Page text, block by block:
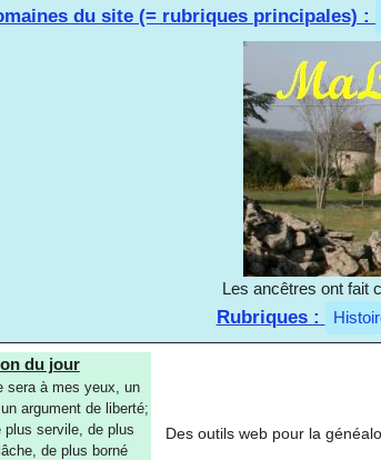
du site (= rubriques principales) :
Les ancêtres ont fait
Rubriques :
du jour
sera à mes yeux, un
argument de liberté;
plus servile, de plus
de plus borné
Des outils web pour la